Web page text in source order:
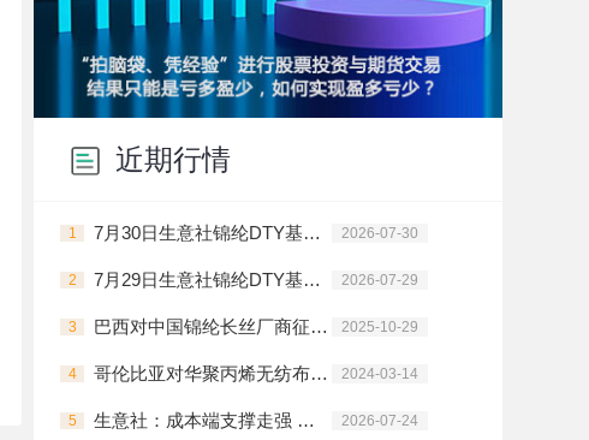
近期行情
1 7月30日生意社锦纶DTY基准价为16120.00元/吨 2026-07-30
2 7月29日生意社锦纶DTY基准价为16120.00元/吨 2026-07-29
3 巴西对中国锦纶长丝厂商征收临时反倾销税 2025-10-29
4 哥伦比亚对华聚丙烯无纺布启动反倾销调查 2024-03-14
5 生意社：成本端支撑走强 锦纶长丝全品类集中拉涨 2026-07-24